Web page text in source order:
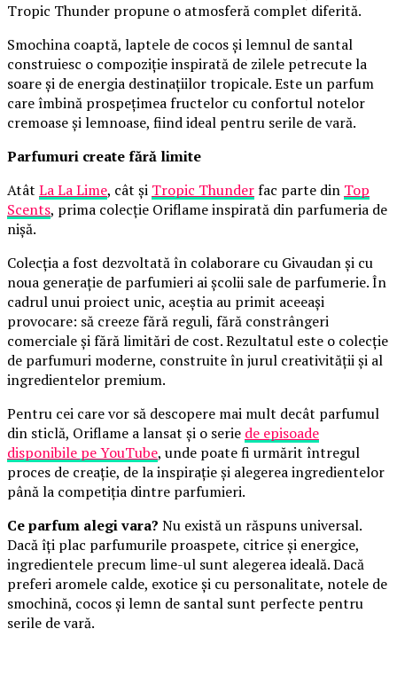
Tropic Thunder propune o atmosferă complet diferită.
Smochina coaptă, laptele de cocos și lemnul de santal
construiesc o compoziție inspirată de zilele petrecute la
soare și de energia destinațiilor tropicale. Este un parfum
care îmbină prospețimea fructelor cu confortul notelor
cremoase și lemnoase, fiind ideal pentru serile de vară.
Parfumuri create fără limite
Atât La La Lime, cât și Tropic Thunderfac parte din Top
Scents, prima colecție Oriflame inspirată din parfumeria de
nișă.
Colecția a fost dezvoltată în colaborare cu Givaudan și cu
noua generație de parfumieri ai școlii sale de parfumerie. În
cadrul unui proiect unic, aceștia au primit aceeași
provocare: să creeze fără reguli, fără constrângeri
comerciale și fără limitări de cost. Rezultatul este o colecție
de parfumuri moderne, construite în jurul creativității și al
ingredientelor premium.
Pentru cei care vor să descopere mai mult decât parfumul
din sticlă, Oriflame a lansat și o serie de episoade
disponibile pe YouTube, unde poate fi urmărit întregul
proces de creație, de la inspirație și alegerea ingredientelor
până la competiția dintre parfumieri.
Ce parfum alegi vara? Nu există un răspuns universal.
Dacă îți plac parfumurile proaspete, citrice și energice,
ingredientele precum lime-ul sunt alegerea ideală. Dacă
preferi aromele calde, exotice și cu personalitate, notele de
smochină, cocos și lemn de santal sunt perfecte pentru
serile de vară.